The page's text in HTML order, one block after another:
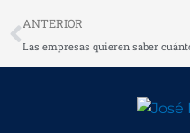
Prev
ANTERIOR